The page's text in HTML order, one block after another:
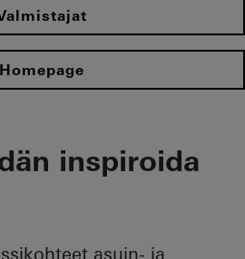
Homepage
inspiroida
asuin- ja